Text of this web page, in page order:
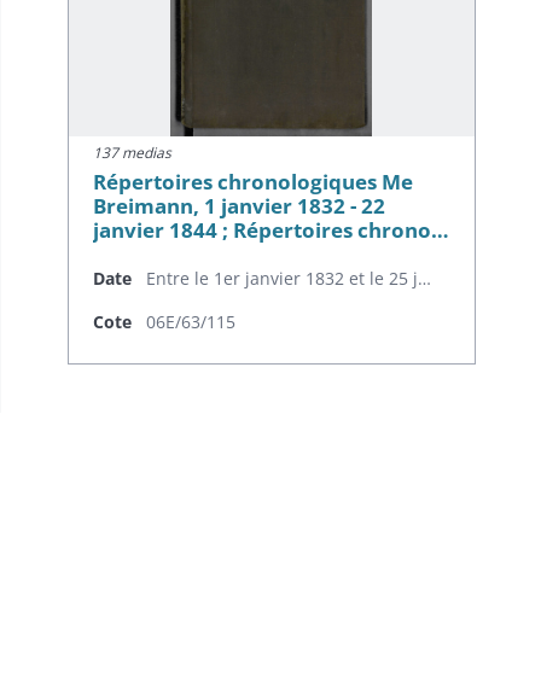
137 medias
Répertoires chronologiques Me
Breimann, 1 janvier 1832 - 22
janvier 1844 ; Répertoires chrono…
Date
Entre le 1er janvier 1832 et le 25 janvier 1852
Cote
06E/63/115